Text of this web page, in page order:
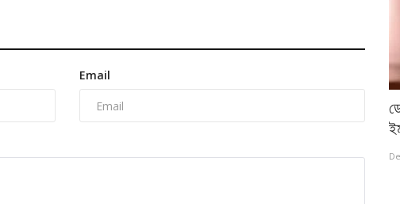
Email
বাংলাদেশ কি তালেবান রাষ্ট্রের পথে?